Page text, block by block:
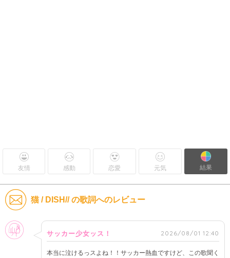
友情 感動 恋愛 元気 結果
猫 / DISH// の歌詞へのレビュー
女性
サッカー少女ッス！ 2026/08/01 12:40
本当に泣けるっスよね！！サッカー熱血ですけど、この歌聞く